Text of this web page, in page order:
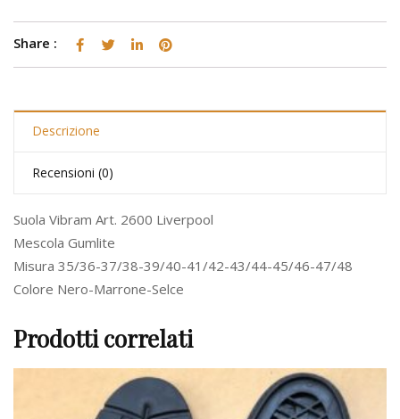
Share :
Descrizione
Recensioni (0)
Suola Vibram Art. 2600 Liverpool
Mescola Gumlite
Misura 35/36-37/38-39/40-41/42-43/44-45/46-47/48
Colore Nero-Marrone-Selce
Prodotti correlati